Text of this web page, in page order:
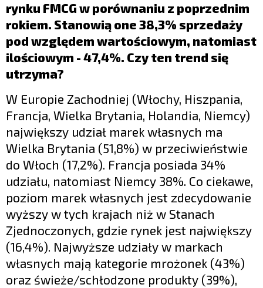
rynku FMCG w porównaniu z poprzednim
rokiem. Stanowią one 38,3% sprzedaży
pod względem wartościowym, natomiast
ilościowym - 47,4%. Czy ten trend się
utrzyma?
W Europie Zachodniej (Włochy, Hiszpania,
Francja, Wielka Brytania, Holandia, Niemcy)
największy udział marek własnych ma
Wielka Brytania (51,8%) w przeciwieństwie
do Włoch (17,2%). Francja posiada 34%
udziału, natomiast Niemcy 38%. Co ciekawe,
poziom marek własnych jest zdecydowanie
wyższy w tych krajach niż w Stanach
Zjednoczonych, gdzie rynek jest największy
(16,4%). Najwyższe udziały w markach
własnych mają kategorie mrożonek (43%)
oraz świeże/schłodzone produkty (39%),